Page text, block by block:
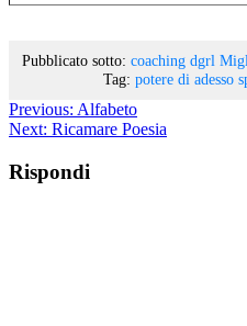
Pubblicato sotto: coaching dgrl
Tag: potere di adesso
Previous: Alfabeto
Next: Ricamare Poesia
Rispondi